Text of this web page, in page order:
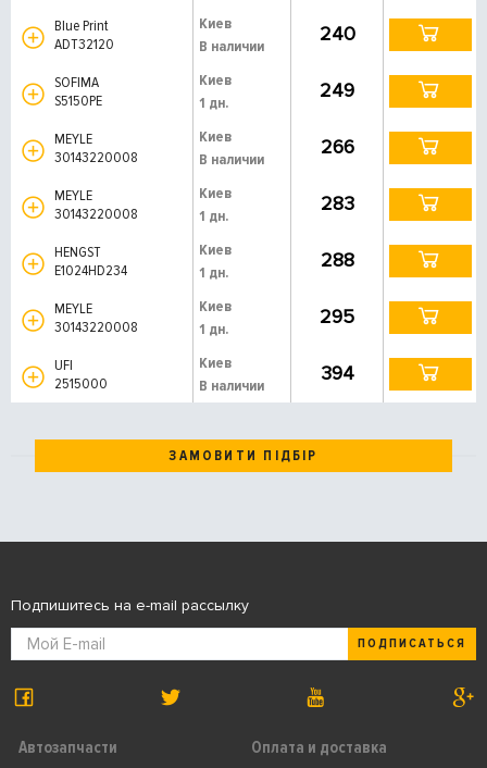
Blue Print
ADT32120
Киев
В наличии
240
SOFIMA
S5150PE
Киев
1 дн.
249
MEYLE
30143220008
Киев
В наличии
266
MEYLE
30143220008
Киев
1 дн.
283
HENGST
E1024HD234
Киев
1 дн.
288
MEYLE
30143220008
Киев
1 дн.
295
UFI
2515000
Киев
В наличии
394
ЗАМОВИТИ ПІДБІР
Автозапчасти
Оплата и доставка
Подпишитесь на e-mail рассылку
ПОДПИСАТЬСЯ